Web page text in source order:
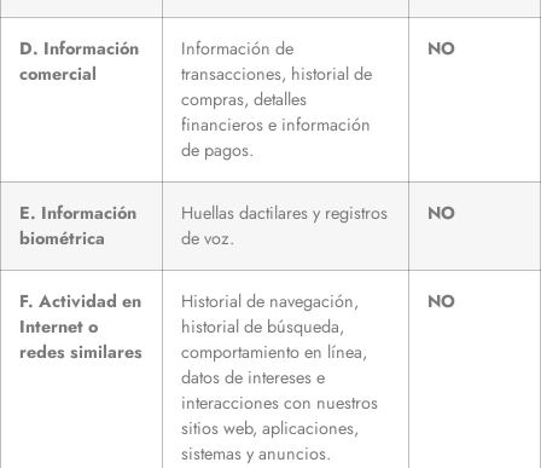
D. Información
comercial
Información de
transacciones, historial de
compras, detalles
financieros e información
de pagos.
NO
E. Información
biométrica
Huellas dactilares y registros
de voz.
NO
F. Actividad en
Internet o
redes similares
Historial de navegación,
historial de búsqueda,
comportamiento en línea,
datos de intereses e
interacciones con nuestros
sitios web, aplicaciones,
sistemas y anuncios.
NO